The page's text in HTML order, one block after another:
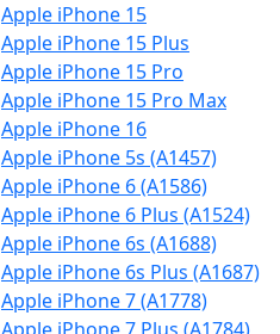
Apple iPhone 15
Apple iPhone 15 Plus
Apple iPhone 15 Pro
Apple iPhone 15 Pro Max
Apple iPhone 16
Apple iPhone 5s (A1457)
Apple iPhone 6 (A1586)
Apple iPhone 6 Plus (A1524)
Apple iPhone 6s (A1688)
Apple iPhone 6s Plus (A1687)
Apple iPhone 7 (A1778)